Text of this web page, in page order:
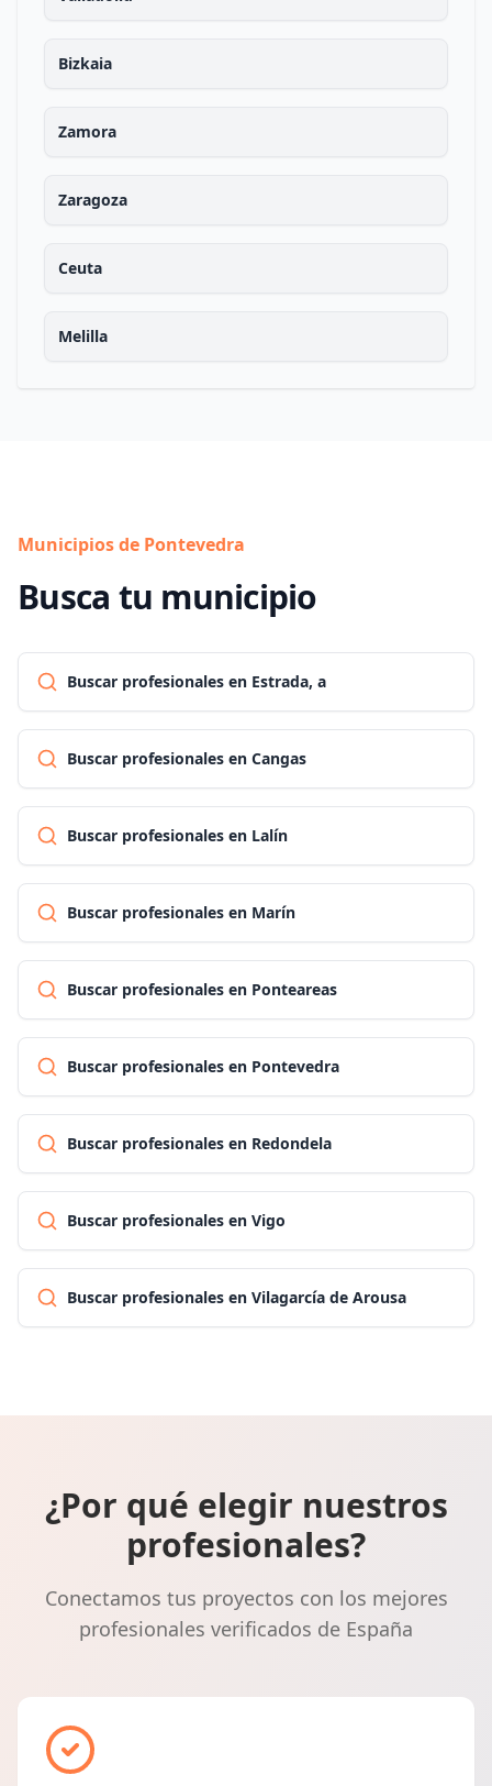
Bizkaia
Zamora
Zaragoza
Ceuta
Melilla
Municipios de Pontevedra
Busca tu municipio
Buscar profesionales en Estrada, a
Buscar profesionales en Cangas
Buscar profesionales en Lalín
Buscar profesionales en Marín
Buscar profesionales en Ponteareas
Buscar profesionales en Pontevedra
Buscar profesionales en Redondela
Buscar profesionales en Vigo
Buscar profesionales en Vilagarcía de Arousa
¿Por qué elegir nuestros
profesionales?
Conectamos tus proyectos con los mejores
profesionales verificados de España